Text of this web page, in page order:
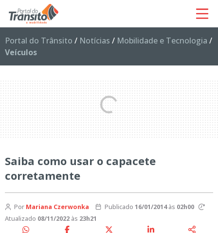
Portal do Trânsito / Notícias / Mobilidade e Tecnologia /
Veículos
Saiba como usar o capacete
corretamente
Por Mariana Czerwonka Publicado 16/01/2014às 02h00
Atualizado 08/11/2022 às 23h21